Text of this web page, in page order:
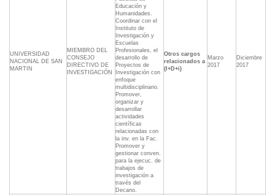
UNIVERSIDAD
NACIONAL DE SAN
MARTIN
MIEMBRO DEL
CONSEJO
DIRECTIVO DE
INVESTIGACIÓN
Educación y
Humanidades.
Coordinar con el
Instituto de
Investigación y
Escuelas
Profesionales, el
desarrollo de
Proyectos de
Investigación con
enfoque
multidisciplinario.
Promover,
organizar y
desarrollar
actividades
científicas
relacionadas con
la inv. en la Fac.
Promover y
gestionar conven.
para la ejecuc. de
trabajos de
investigación a
través del
Decano.
Otros cargos
relacionados a
(I+D+i)
Marzo
2017
Diciembre
2017